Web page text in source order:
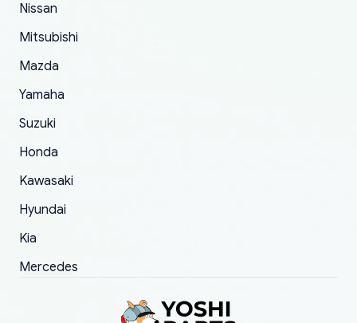
order.
Nissan
Mitsubishi
Mazda
Yamaha
Suzuki
Honda
Kawasaki
Hyundai
Kia
Mercedes